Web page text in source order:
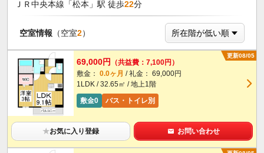
ＪＲ中央本線「松本」駅 徒歩22分
空室情報 （空室2）
更新08/05
69,000円
（共益費：7,100円）
敷金： 0.0ヶ月 / 礼金： 69,000円
1LDK / 32.65㎡ / 地上1階
敷金0
バス・トイレ別
★お気に入り登録 お問い合わせ